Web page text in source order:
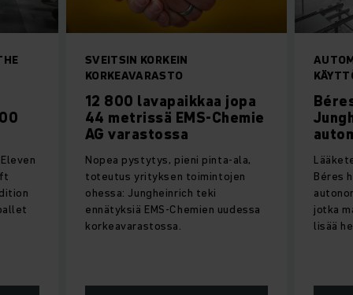
SVEITSIN KORKEIN
KORKEAVARASTO
12 800 lavapaikkaa jopa
44 metrissä EMS-Chemie
AG varastossa
Nopea pystytys, pieni pinta-ala,
toteutus yrityksen toimintojen
ohessa: Jungheinrich teki
ennätyksiä EMS-Chemien uudessa
korkeavarastossa.
Béres
jotka
lisää